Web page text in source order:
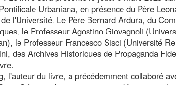
Urbaniana, en présence du Père
l'Université. Le Père Bernard Ardura, du
le Professeur Agostino Giovagnoli
le Professeur Francesco Sisci (Université
des Archives Historiques de Propaganda
l'auteur du livre, a précédemment collaboré